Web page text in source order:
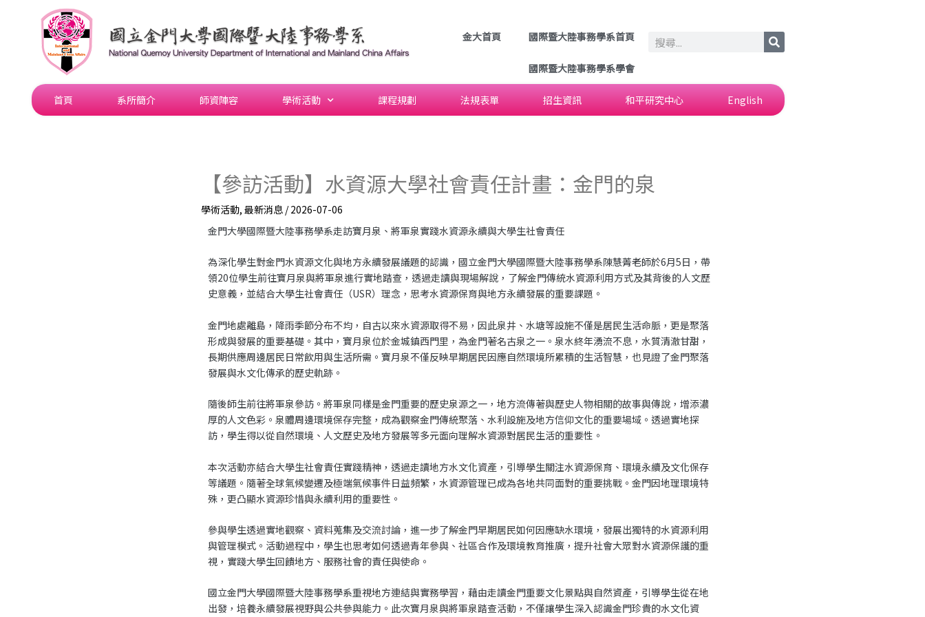
金大首頁 國際暨大陸事務學系首頁
國際暨大陸事務學系學會
Search
首頁 系所簡介 師資陣容 學術活動 課程規劃 法規表單 招生資訊 和平研究中心 English
【參訪活動】水資源大學社會責任計畫：金門的泉
學術活動, 最新消息 /2026-07-06
金門大學國際暨大陸事務學系走訪寶月泉、將軍泉實踐水資源永續與大學生社會責任
為深化學生對金門水資源文化與地方永續發展議題的認識，國立金門大學國際暨大陸事務學系陳慧菁老師於6月5日，帶
領20位學生前往寶月泉與將軍泉進行實地踏查，透過走讀與現場解說，了解金門傳統水資源利用方式及其背後的人文歷
史意義，並結合大學生社會責任（USR）理念，思考水資源保育與地方永續發展的重要課題。
金門地處離島，降雨季節分布不均，自古以來水資源取得不易，因此泉井、水塘等設施不僅是居民生活命脈，更是聚落
形成與發展的重要基礎。其中，寶月泉位於金城鎮西門里，為金門著名古泉之一。泉水終年湧流不息，水質清澈甘甜，
長期供應周邊居民日常飲用與生活所需。寶月泉不僅反映早期居民因應自然環境所累積的生活智慧，也見證了金門聚落
發展與水文化傳承的歷史軌跡。
隨後師生前往將軍泉參訪。將軍泉同樣是金門重要的歷史泉源之一，地方流傳著與歷史人物相關的故事與傳說，增添濃
厚的人文色彩。泉體周邊環境保存完整，成為觀察金門傳統聚落、水利設施及地方信仰文化的重要場域。透過實地探
訪，學生得以從自然環境、人文歷史及地方發展等多元面向理解水資源對居民生活的重要性。
本次活動亦結合大學生社會責任實踐精神，透過走讀地方水文化資產，引導學生關注水資源保育、環境永續及文化保存
等議題。隨著全球氣候變遷及極端氣候事件日益頻繁，水資源管理已成為各地共同面對的重要挑戰。金門因地理環境特
殊，更凸顯水資源珍惜與永續利用的重要性。
參與學生透過實地觀察、資料蒐集及交流討論，進一步了解金門早期居民如何因應缺水環境，發展出獨特的水資源利用
與管理模式。活動過程中，學生也思考如何透過青年參與、社區合作及環境教育推廣，提升社會大眾對水資源保護的重
視，實踐大學生回饋地方、服務社會的責任與使命。
國立金門大學國際暨大陸事務學系重視地方連結與實務學習，藉由走讀金門重要文化景點與自然資產，引導學生從在地
出發，培養永續發展視野與公共參與能力。此次寶月泉與將軍泉踏查活動，不僅讓學生深入認識金門珍貴的水文化資